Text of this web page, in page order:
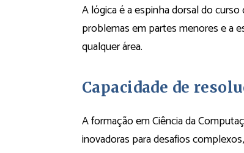
A lógica é a espinha dorsal do
problemas em partes menores e a
qualquer área.
Capacidade de
A formação em Ciência da
inovadoras para desafios